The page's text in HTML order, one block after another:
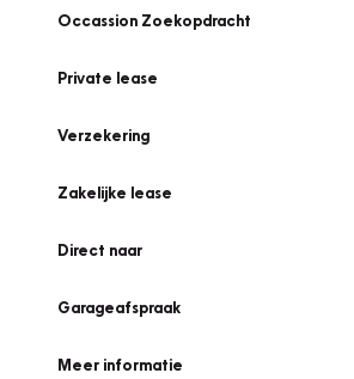
Occassion Zoekopdracht
Private lease
Verzekering
Zakelijke lease
Direct naar
Garageafspraak
Meer informatie